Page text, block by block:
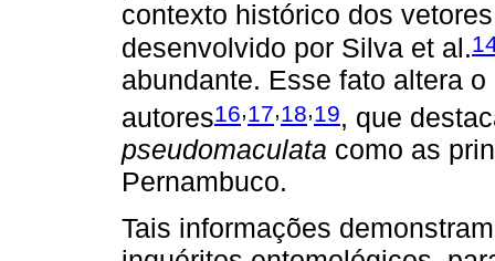
contexto histórico dos
desenvolvido por Silva et al.
abundante. Esse fato altera
autores16,17,18,19, que
pseudomaculata como as
Pernambuco.
Tais informações